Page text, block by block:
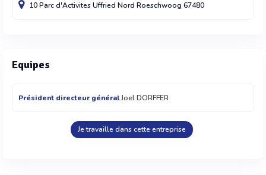
10 Parc d'Activites Uffried Nord Roeschwoog 67480
Equipes
Président directeur généralJoel DORFFER
Je travaille dans cette entreprise